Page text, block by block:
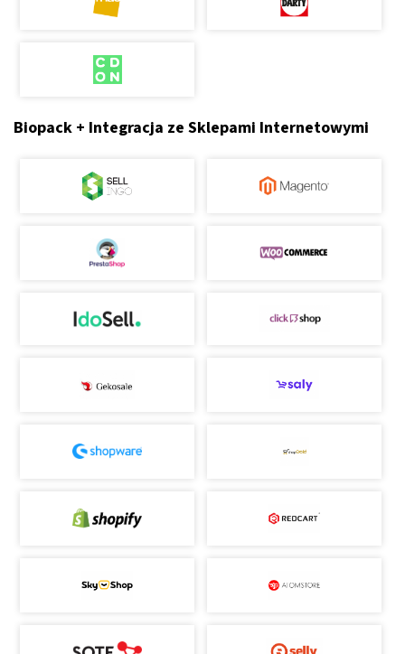
Biopack + Integracja ze Sklepami Internetowymi